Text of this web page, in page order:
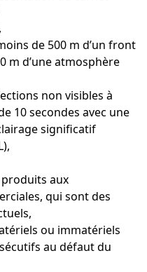
de 500 m d’un front
m d’une atmosphère
non visibles à
10 secondes avec une
significatif
aux
qui sont des
ou immatériels
au défaut du